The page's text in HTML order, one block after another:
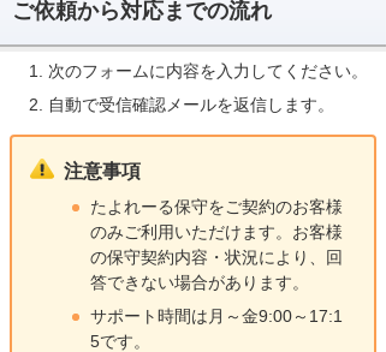
ご依頼から対応までの流れ
次のフォームに内容を入力してください。
自動で受信確認メールを返信します。
注意事項
たよれーる保守をご契約のお客様
のみご利用いただけます。お客様
の保守契約内容・状況により、回
答できない場合があります。
サポート時間は月～金9:00～17:1
5です。